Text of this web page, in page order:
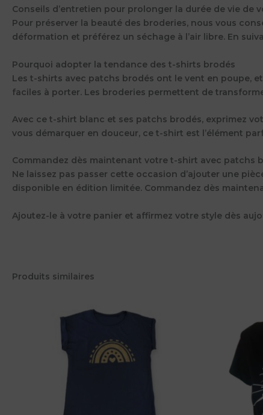
Conseils d’entretien pour prolonger la durée de vie de
Pour préserver la beauté des broderies, nous vous
déformation et préférez un séchage à l’air libre. En
Pourquoi adopter la tendance des t-shirts brodés
Les t-shirts avec patchs brodés ont le vent en poupe,
faciles à porter. Les broderies permettent de
Avec ce t-shirt blanc et ses patchs brodés, exprimez
vous démarquer en douceur, ce t-shirt est l’élément
Commandez dès maintenant votre t-shirt avec patchs
Ne laissez pas passer cette occasion d’ajouter une
disponible en édition limitée. Commandez dès
Ajoutez-le à votre panier et affirmez votre style dès
Produits similaires